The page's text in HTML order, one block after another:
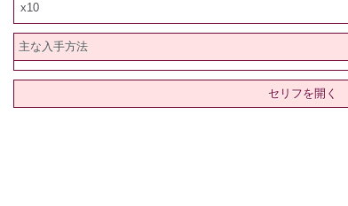
x10
主な入手方法
セリフを開く